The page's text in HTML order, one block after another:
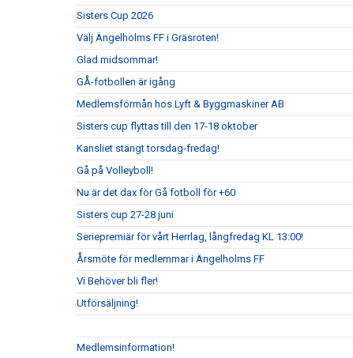
Sisters Cup 2026
Välj Ängelholms FF i Gräsroten!
Glad midsommar!
GÅ-fotbollen är igång
Medlemsförmån hos Lyft & Byggmaskiner AB
Sisters cup flyttas till den 17-18 oktober
Kansliet stängt torsdag-fredag!
Gå på Volleyboll!
Nu är det dax för Gå fotboll för +60
Sisters cup 27-28 juni
Seriepremiär för vårt Herrlag, långfredag KL 13:00!
Årsmöte för medlemmar i Ängelholms FF
Vi Behöver bli fler!
Utförsäljning!
Medlemsinformation!